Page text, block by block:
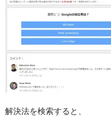
解決法を検索すると、